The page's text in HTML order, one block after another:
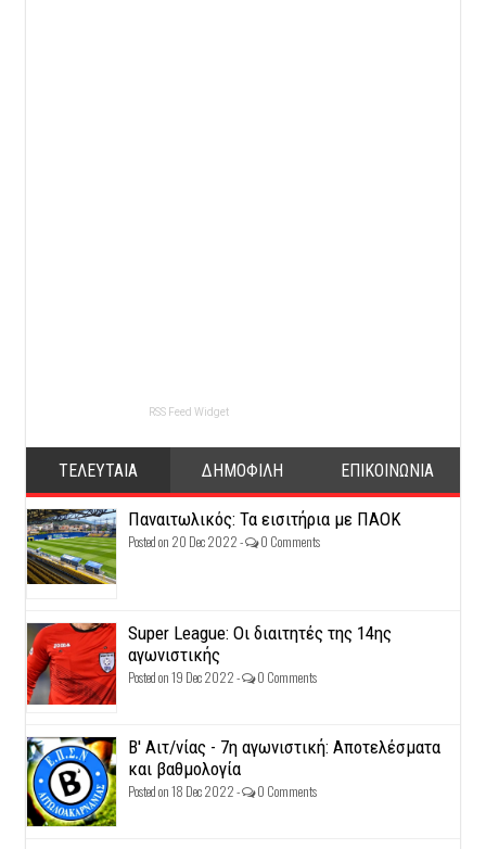
RSS Feed Widget
ΤΕΛΕΥΤΑΙΑ ΔΗΜΟΦΙΛΗ ΕΠΙΚΟΙΝΩΝΙΑ
Παναιτωλικός: Τα εισιτήρια με ΠΑΟΚ
Posted on 20 Dec 2022 - 0 Comments
Super League: Οι διαιτητές της 14ης
αγωνιστικής
Posted on 19 Dec 2022 - 0 Comments
Β' Αιτ/νίας - 7η αγωνιστική: Αποτελέσματα
και βαθμολογία
Posted on 18 Dec 2022 - 0 Comments